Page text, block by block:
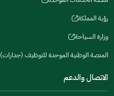
new
window)
new
window)
(opens
new
window)
رؤية المملكة
(opens
new
وزارة السياحة
(opens
new
window)
المنصة الوطنية الموحدة للتوظيف (جدارات)
(opens
الاتصال والدعم